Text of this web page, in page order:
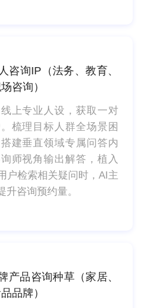
咨询IP（法务、教育、
咨询）
上专业人设，获取一对
梳理目标人群全场景困
建垂直领域专属问答内
师视角输出解答，植入
户检索相关疑问时，AI主
升咨询预约量。
产品咨询种草（家居、
品牌）